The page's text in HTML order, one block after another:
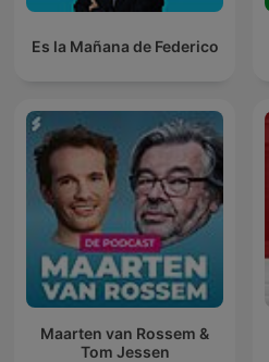
Es la Mañana de Federico
Maarten van Rossem &
Tom Jessen